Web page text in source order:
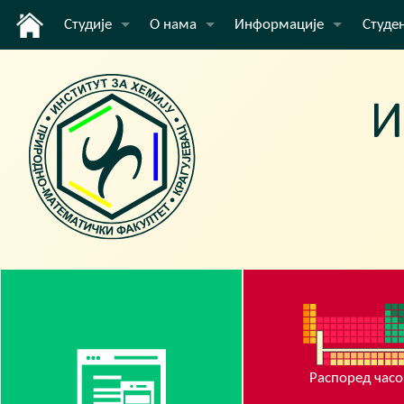
Студије
Мастер академске студије
Докторске академске студије
Акредитација
Упис
О нама
Наставници и сарадници
Информације
Распоред